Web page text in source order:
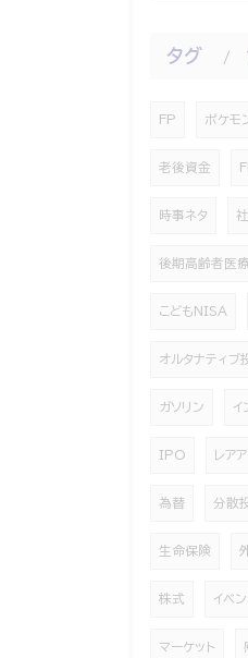
タグ
FP ポケモ
老後資金
時事ネタ
後期高齢者医
こどもNISA
オルタナティブ
ガソリン イ
IPO レア
為替 分散
生命保険
株式 イベン
マーケット